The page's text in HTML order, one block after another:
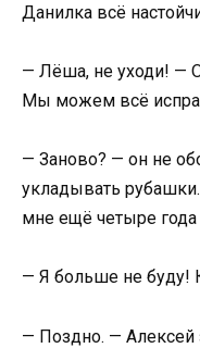
Данилка всё
— Лёша, не уходи! —
Мы можем всё
— Заново? — он не
укладывать
мне ещё четыре
— Я больше не буду!
— Поздно. — Алексей